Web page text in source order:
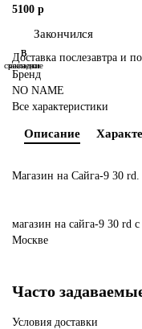
5100 р
Закончился
В
закладки
В
сравнение
Доставка послезавтра и
Бренд
NO NAME
Все характеристики
Описание
Магазин на Сайга-9 30 rd.
магазин на сайга-9 30 rd с
Москве
Часто
Условия доставки